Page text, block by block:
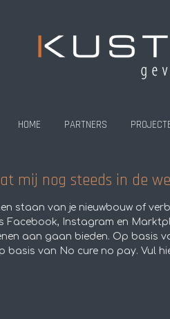
HOME PARTNERS
mij nog steeds in de
staan van je nieuwbouw of
Facebook, Instagram en
aan gaan bieden. Op basis
basis van No cure no pay. Vul